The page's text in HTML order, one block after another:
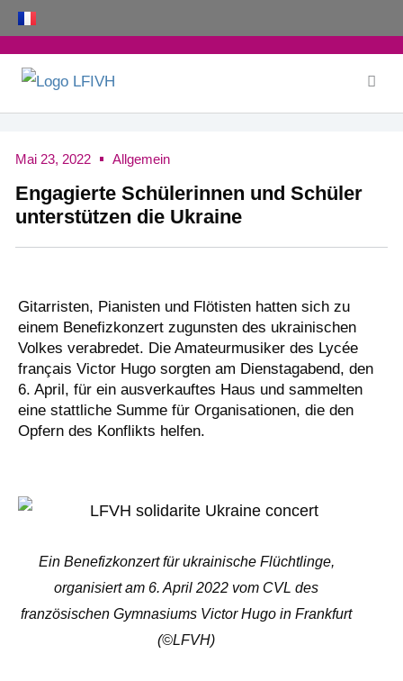
Zum
Inhalt
springen
Mai 23, 2022 Allgemein
Engagierte Schülerinnen und Schüler
unterstützen die Ukraine
Gitarristen, Pianisten und Flötisten hatten sich zu
einem Benefizkonzert zugunsten des ukrainischen
Volkes verabredet. Die Amateurmusiker des Lycée
français Victor Hugo sorgten am Dienstagabend, den
6. April, für ein ausverkauftes Haus und sammelten
eine stattliche Summe für Organisationen, die den
Opfern des Konflikts helfen.
Ein Benefizkonzert für ukrainische Flüchtlinge,
organisiert am 6. April 2022 vom CVL des
französischen Gymnasiums Victor Hugo in Frankfurt
(©LFVH)